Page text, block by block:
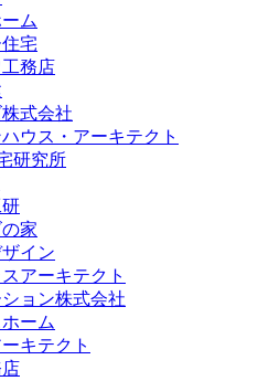
ム
宅
務店
式会社
ウス・アーキテクト
研究所
家
イン
アーキテクト
ョン株式会社
ーム
キテクト